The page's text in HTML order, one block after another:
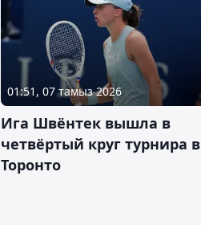
01:51, 07 тамыз 2026
Ига Швёнтек вышла в
четвёртый круг турнира в
Торонто